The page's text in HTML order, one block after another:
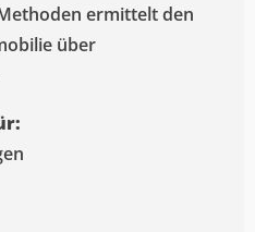
ermittelt den
über